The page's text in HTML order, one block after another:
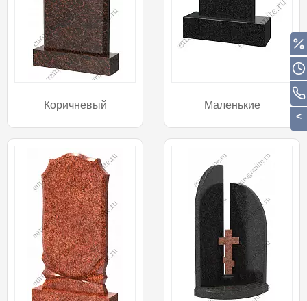
Коричневый Маленькие